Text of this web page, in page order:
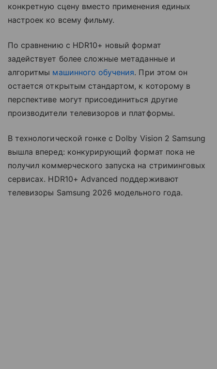
конкретную сцену вместо применения единых
настроек ко всему фильму.
По сравнению с HDR10+ новый формат
задействует более сложные метаданные и
алгоритмы машинного обучения. При этом он
остается открытым стандартом, к которому в
перспективе могут присоединиться другие
производители телевизоров и платформы.
В технологической гонке с Dolby Vision 2 Samsung
вышла вперед: конкурирующий формат пока не
получил коммерческого запуска на стриминговых
сервисах. HDR10+ Advanced поддерживают
телевизоры Samsung 2026 модельного года.